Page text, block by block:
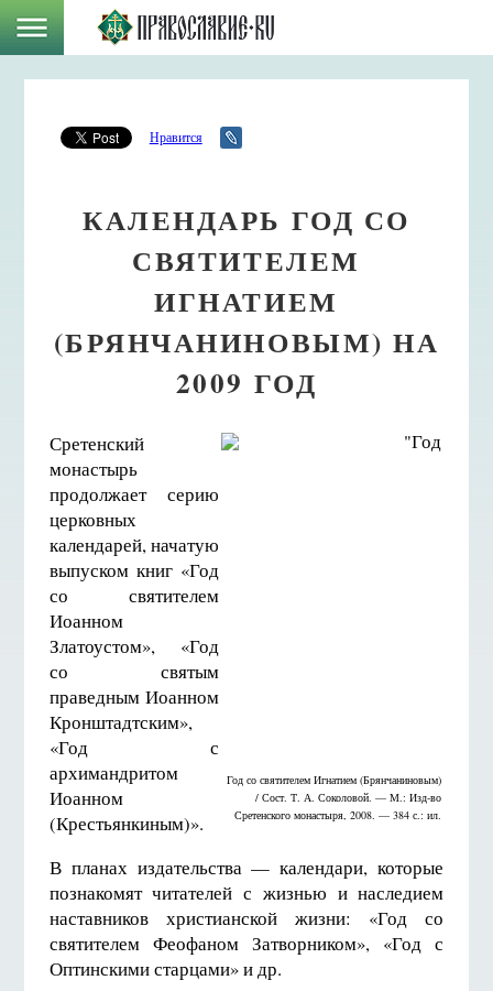
Нравится
КАЛЕНДАРЬ ГОД СО
СВЯТИТЕЛЕМ
ИГНАТИЕМ
(БРЯНЧАНИНОВЫМ) НА
2009 ГОД
Год со святителем Игнатием (Брянчаниновым)
/ Сост. Т. А. Соколовой. — М.: Изд-во
Сретенского монастыря, 2008. — 384 с.: ил.
Сретенский
монастырь
продолжает серию
церковных
календарей, начатую
выпуском книг «Год
со святителем
Иоанном
Златоустом», «Год
со святым
праведным Иоанном
Кронштадтским»,
«Год с
архимандритом
Иоанном
(Крестьянкиным)».
В планах издательства — календари, которые
познакомят читателей с жизнью и наследием
наставников христианской жизни: «Год со
святителем Феофаном Затворником», «Год с
Оптинскими старцами» и др.